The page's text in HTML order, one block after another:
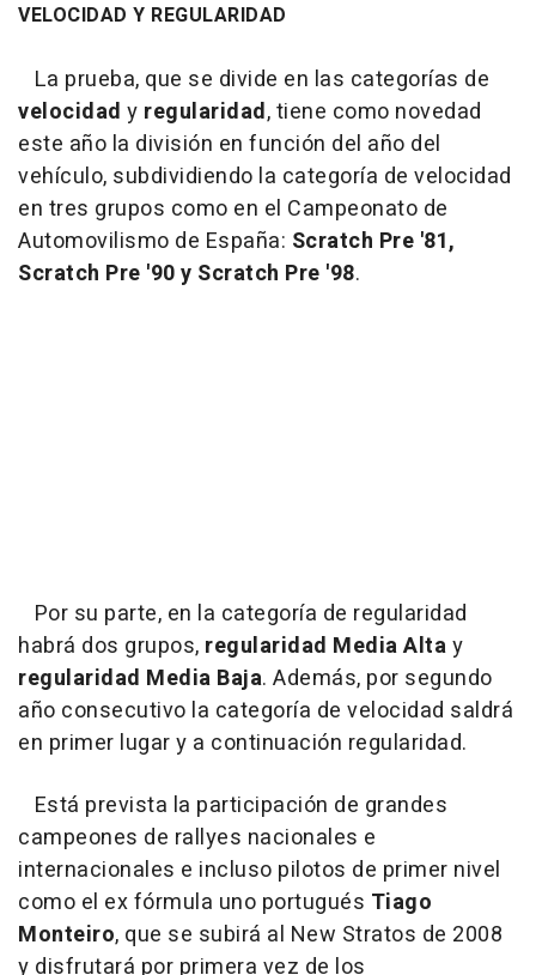
VELOCIDAD Y REGULARIDAD
La prueba, que se divide en las categorías de
velocidad y regularidad, tiene como novedad
este año la división en función del año del
vehículo, subdividiendo la categoría de velocidad
en tres grupos como en el Campeonato de
Automovilismo de España: Scratch Pre '81,
Scratch Pre '90 y Scratch Pre '98.
Por su parte, en la categoría de regularidad
habrá dos grupos, regularidad Media Altay
regularidad Media Baja. Además, por segundo
año consecutivo la categoría de velocidad saldrá
en primer lugar y a continuación regularidad.
Está prevista la participación de grandes
campeones de rallyes nacionales e
internacionales e incluso pilotos de primer nivel
como el ex fórmula uno portugués Tiago
Monteiro, que se subirá al New Stratos de 2008
y disfrutará por primera vez de los